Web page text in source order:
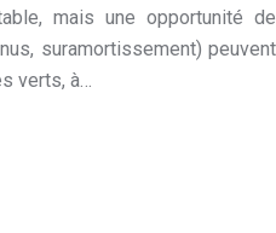
mais une opportunité de
suramortissement) peuvent
verts, à…